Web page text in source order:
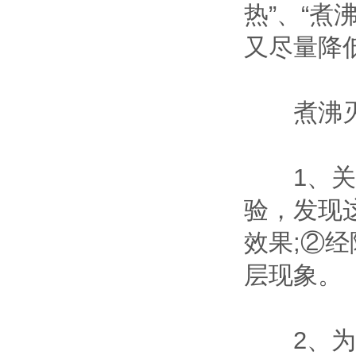
热”、“煮
又尽量降
煮沸灭
1、关
验，发现
效果;②经
层现象。
2、为